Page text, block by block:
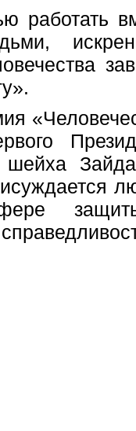
работать
шейха